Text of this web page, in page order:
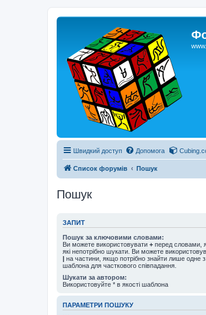
Швидкий доступ Допомога
Список форумів Пошук
Пошук
ЗАПИТ
Пошук за ключовими словами:
Ви можете використовувати + перед словами,
які непотрібно шукати. Ви можете
| на частини, якщо потрібно знайти лише одне
шаблона для часткового співпадання.
Шукати за автором:
Використовуйте * в якості шаблона
ПАРАМЕТРИ ПОШУКУ